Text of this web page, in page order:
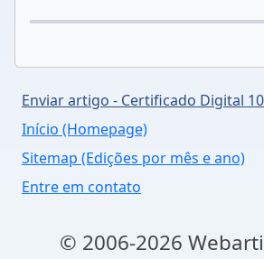
Enviar artigo - Certificado Digital
Início (Homepage)
Sitemap (Edições por mês e ano)
Entre em contato
© 2006-2026